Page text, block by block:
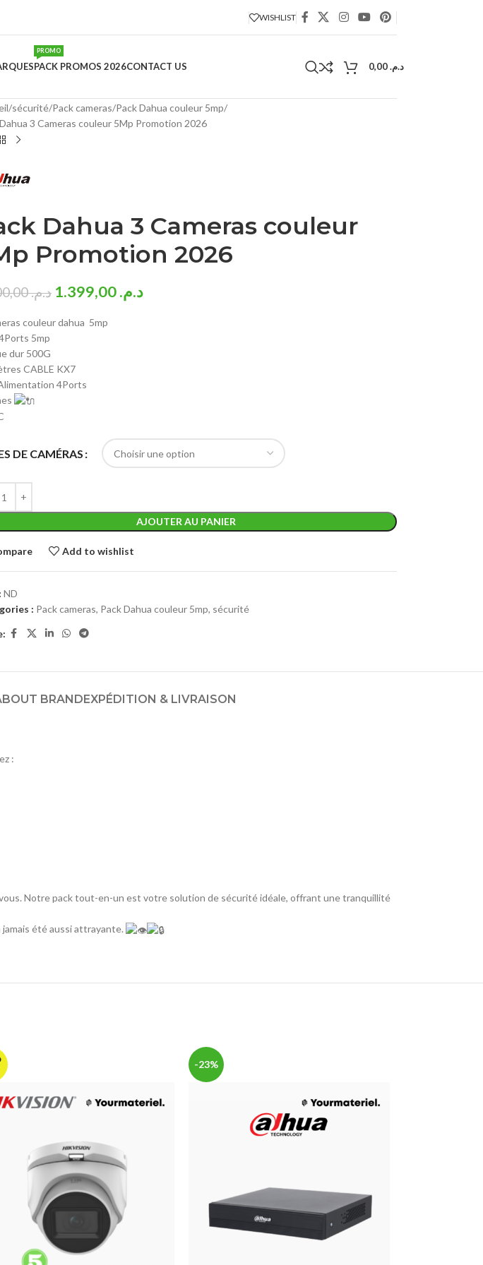
WISHLIST
PACK PROMOS 2026
PROMO
CONTACT US د.م.
sécurité Pack cameras Pack Dahua couleur 5mp
3 Cameras couleur 5Mp Promotion 2026
Dahua 3 Cameras couleur
Promotion 2026
د.م.1.800,00 د.م.1.399,00
couleur dahua 5mp
5mp
dur 500G
CABLE KX7
4Ports
DE CAMÉRAS
AJOUTER AU PANIER
Add to wishlist
ND
: Pack cameras, Pack Dahua couleur 5mp, sécurité
BRAND EXPÉDITION & LIVRAISON
:
Notre pack tout-en-un est votre solution de sécurité idéale, offrant une tranquillité
été aussi attrayante.
-23%